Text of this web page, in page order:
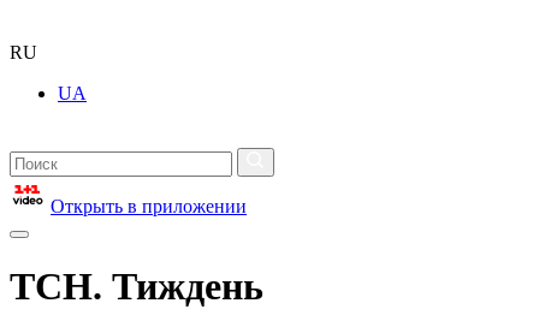
RU
UA
Открыть в приложении
ТСН. Тиждень